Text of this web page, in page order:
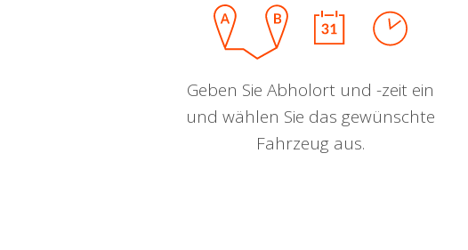
Geben Sie Abholort und -zeit ein
und wählen Sie das gewünschte
Fahrzeug aus.